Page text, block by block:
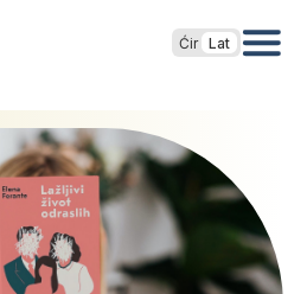
Ćir Lat